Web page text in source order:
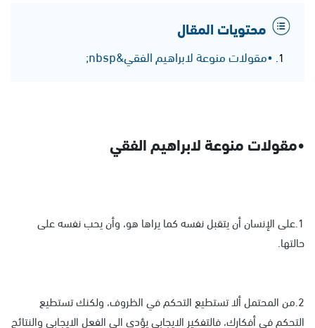
محتويات المقال
•مقولات منوعة لابراهيم الفقي&nbsp;
•مقولات منوعة لابراهيم الفقي
1.على الإنسان أن يتقبل نفسه كما يراها هو، وأن يحب نفسه على
حالتها.
2.من المحتمل ألا تستطيع التحكم في الظروف، ولكنك تستطيع
التحكم في أفكارك، فالتفكير الايجابي يؤدي الى الفعل الايجابي والنتائج